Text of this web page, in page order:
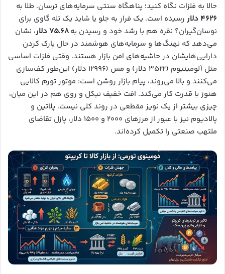
حالا به فلزات نگاه کنید؛ پناهگاه سنتی سرمایه‌های ترسان. طلا به
۴۶۲۶ دلار
رسیده است. یک فرار به جلو یا شاید یک تله گاوی برای
نوسان‌گیران؟ نقره هم با رشد خود و رسیدن به۷۵.۶۸ دلار
، نشان
می‌دهد که نهنگ‌ها و سرمایه‌های هوشمند در حال پارک کردن
دارایی‌هایشان در حاشیه‌های امن بازار هستند. وقتی فلزات اساسی
مثل آلومینیوم (۳۵۲۲ دلار) و مس (۱۲۹۹۶ دلار) این‌طور کف‌سازی
می‌کنند و بالا می‌روند، پیام بازار روشن است: موتور تورم کالایی
هنوز با قدرت کار می‌کند. افت خفیف نیکل و روی هم در این میان،
چیزی بیشتر از یک نویز مقطعی در روند کلی نیست. پلاتین و
پالادیوم نیز با عبور از مرزهای ۲۰۰۰ و ۱۵۰۰ دلار، پازل تقاضای
ملتهب صنعتی را تکمیل کرده‌اند.